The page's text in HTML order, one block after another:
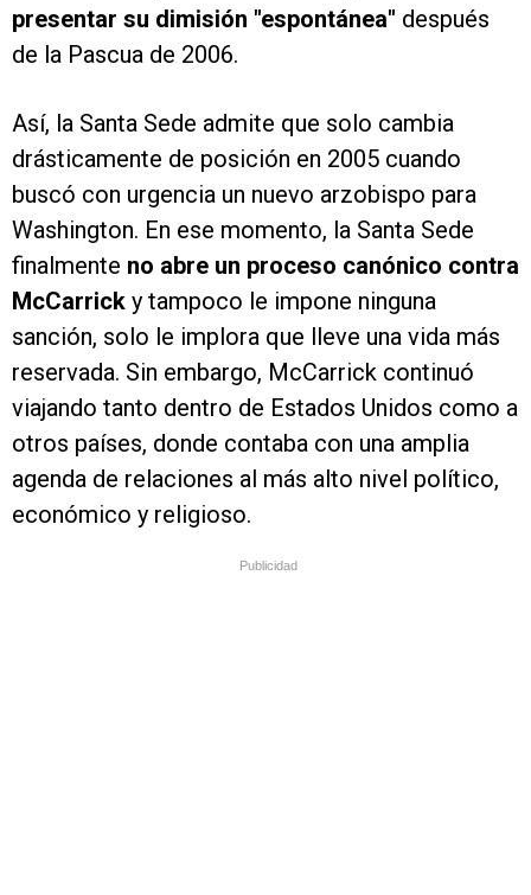
presentar su dimisión "espontánea" después
de la Pascua de 2006.
Así, la Santa Sede admite que solo cambia
drásticamente de posición en 2005 cuando
buscó con urgencia un nuevo arzobispo para
Washington. En ese momento, la Santa Sede
finalmente no abre un proceso canónico contra
McCarrick y tampoco le impone ninguna
sanción, solo le implora que lleve una vida más
reservada. Sin embargo, McCarrick continuó
viajando tanto dentro de Estados Unidos como a
otros países, donde contaba con una amplia
agenda de relaciones al más alto nivel político,
económico y religioso.
Publicidad